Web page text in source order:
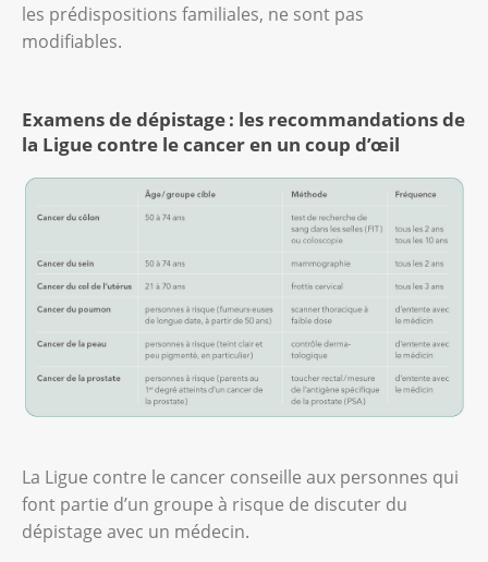
les prédispositions familiales, ne sont pas
modifiables.
Examens de dépistage : les recommandations de
la Ligue contre le cancer en un coup d’œil
La Ligue contre le cancer conseille aux personnes qui
font partie d’un groupe à risque de discuter du
dépistage avec un médecin.